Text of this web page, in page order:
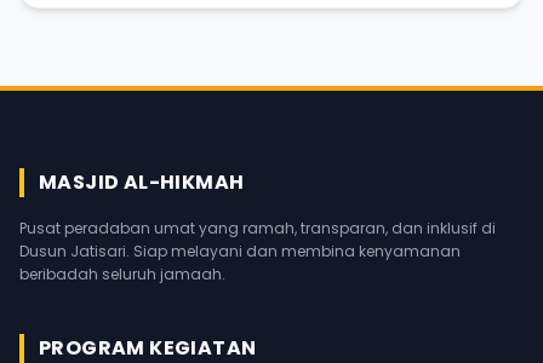
MASJID AL-HIKMAH
Pusat peradaban umat yang ramah, transparan, dan inklusif di
Dusun Jatisari. Siap melayani dan membina kenyamanan
beribadah seluruh jamaah.
PROGRAM KEGIATAN